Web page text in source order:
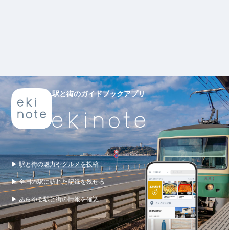
駅と街のガイドブックアプリ
▶ 駅と街の魅力やグルメを投稿
▶ 全国の駅に訪れた記録を残せる
▶ あらゆる駅と街の情報を確認